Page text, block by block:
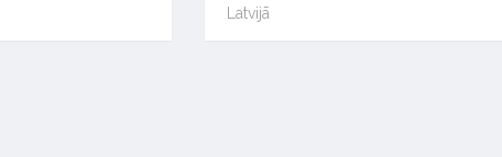
Latvijā